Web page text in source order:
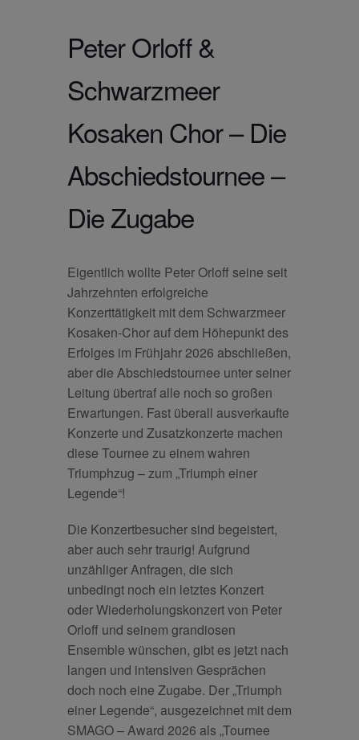
Peter Orloff &
Schwarzmeer
Kosaken Chor – Die
Abschiedstournee –
Die Zugabe
Eigentlich wollte Peter Orloff seine seit
Jahrzehnten erfolgreiche
Konzerttätigkeit mit dem Schwarzmeer
Kosaken-Chor auf dem Höhepunkt des
Erfolges im Frühjahr 2026 abschließen,
aber die Abschiedstournee unter seiner
Leitung übertraf alle noch so großen
Erwartungen. Fast überall ausverkaufte
Konzerte und Zusatzkonzerte machen
diese Tournee zu einem wahren
Triumphzug – zum „Triumph einer
Legende“!
Die Konzertbesucher sind begeistert,
aber auch sehr traurig! Aufgrund
unzähliger Anfragen, die sich
unbedingt noch ein letztes Konzert
oder Wiederholungskonzert von Peter
Orloff und seinem grandiosen
Ensemble wünschen, gibt es jetzt nach
langen und intensiven Gesprächen
doch noch eine Zugabe. Der „Triumph
einer Legende“, ausgezeichnet mit dem
SMAGO – Award 2026 als „Tournee